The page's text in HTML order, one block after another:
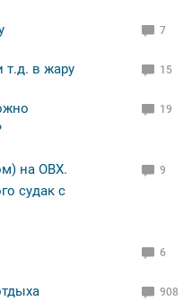
7
т.д. в жару 15
19
на ОВХ.
судак с
9
6
908